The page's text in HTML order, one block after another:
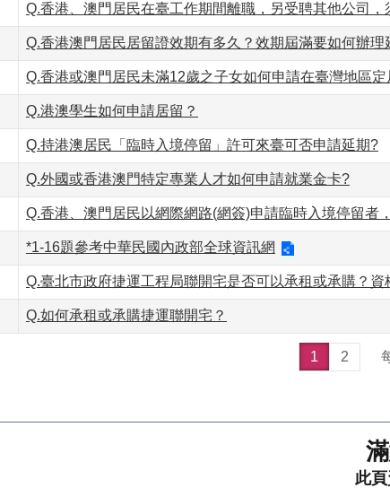
Q.香港、澳門居民在臺工作期間離職，另受聘其他公司
Q.香港澳門居民居留證效期有多久？效期屆滿要如何辦理
Q.香港或澳門居民未滿12歲之子女如何申請在臺灣地區定
Q.港澳學生如何申請居留？
Q.持港澳居民「臨時入境停留」許可來臺可否申請延期?
Q.外國或香港澳門特定專業人才如何申請就業金卡?
Q.香港、澳門居民以網際網路(網簽)申請臨時入境停留
*1-16題參考中華民國內政部全球資訊網
Q.臺北市政府捷運工程局聯開宅是否可以承租或承購？資
Q.如何承租或承購捷運聯開宅？
1 2
此